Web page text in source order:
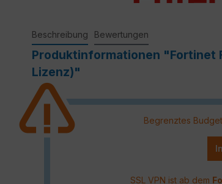
Beschreibung Bewertungen
Produktinformationen "Fortinet
Lizenz)"
Begrenztes
SSL VPN ist ab dem